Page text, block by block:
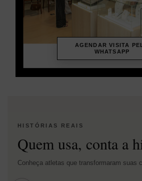
AGENDAR VISITA
WHATSAPP
HISTÓRIAS REAIS
Quem usa, conta a
Conheça atletas que transformaram suas